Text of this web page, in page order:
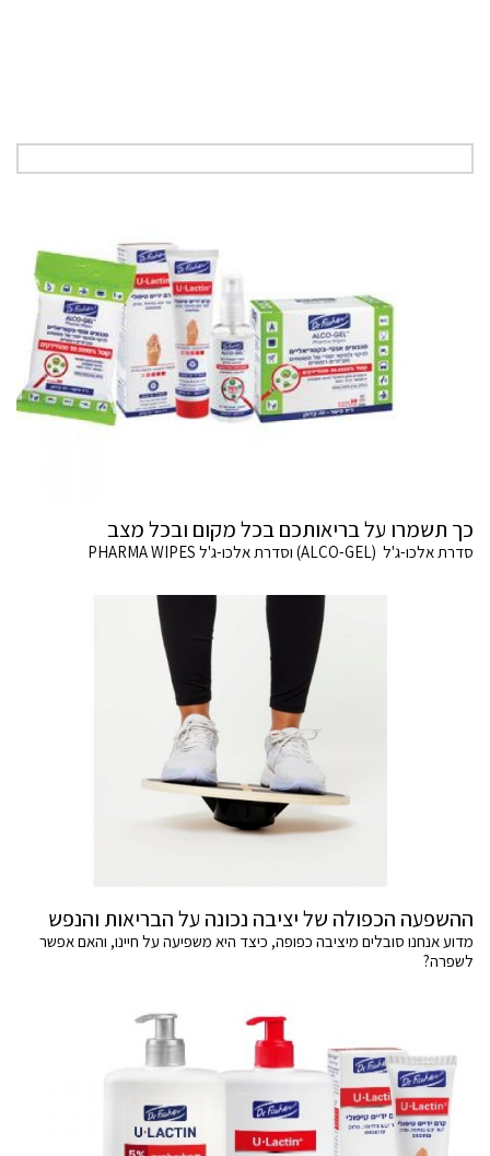
כך תשמרו על בריאותכם בכל מקום ובכל מצב
סדרת אלכו-ג'ל (ALCO-GEL) וסדרת אלכו-ג'ל PHARMA WIPES
ההשפעה הכפולה של יציבה נכונה על הבריאות והנפש
מדוע אנחנו סובלים מיציבה כפופה, כיצד היא משפיעה על חיינו, והאם אפשר
לשפרה?